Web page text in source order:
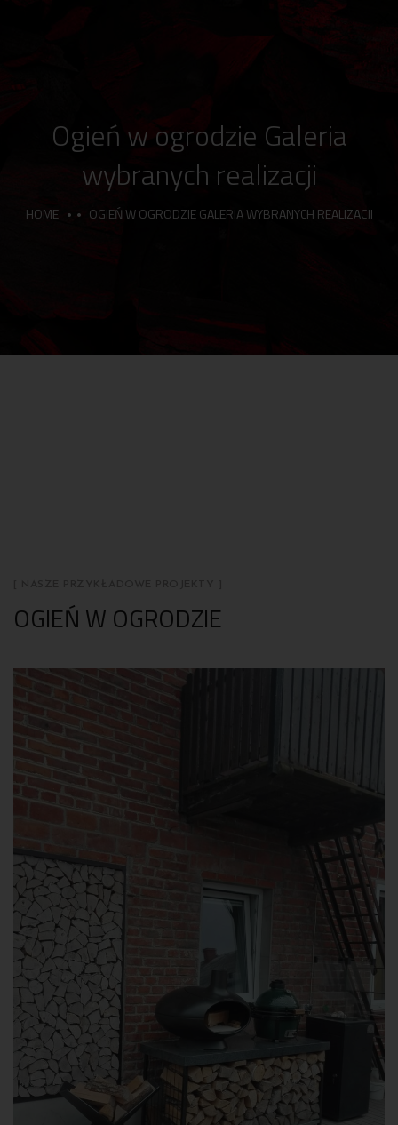
Ogień w ogrodzie Galeria
wybranych realizacji
HOME OGIEŃ W OGRODZIE GALERIA WYBRANYCH REALIZACJI
OGIEŃ W OGRODZIE